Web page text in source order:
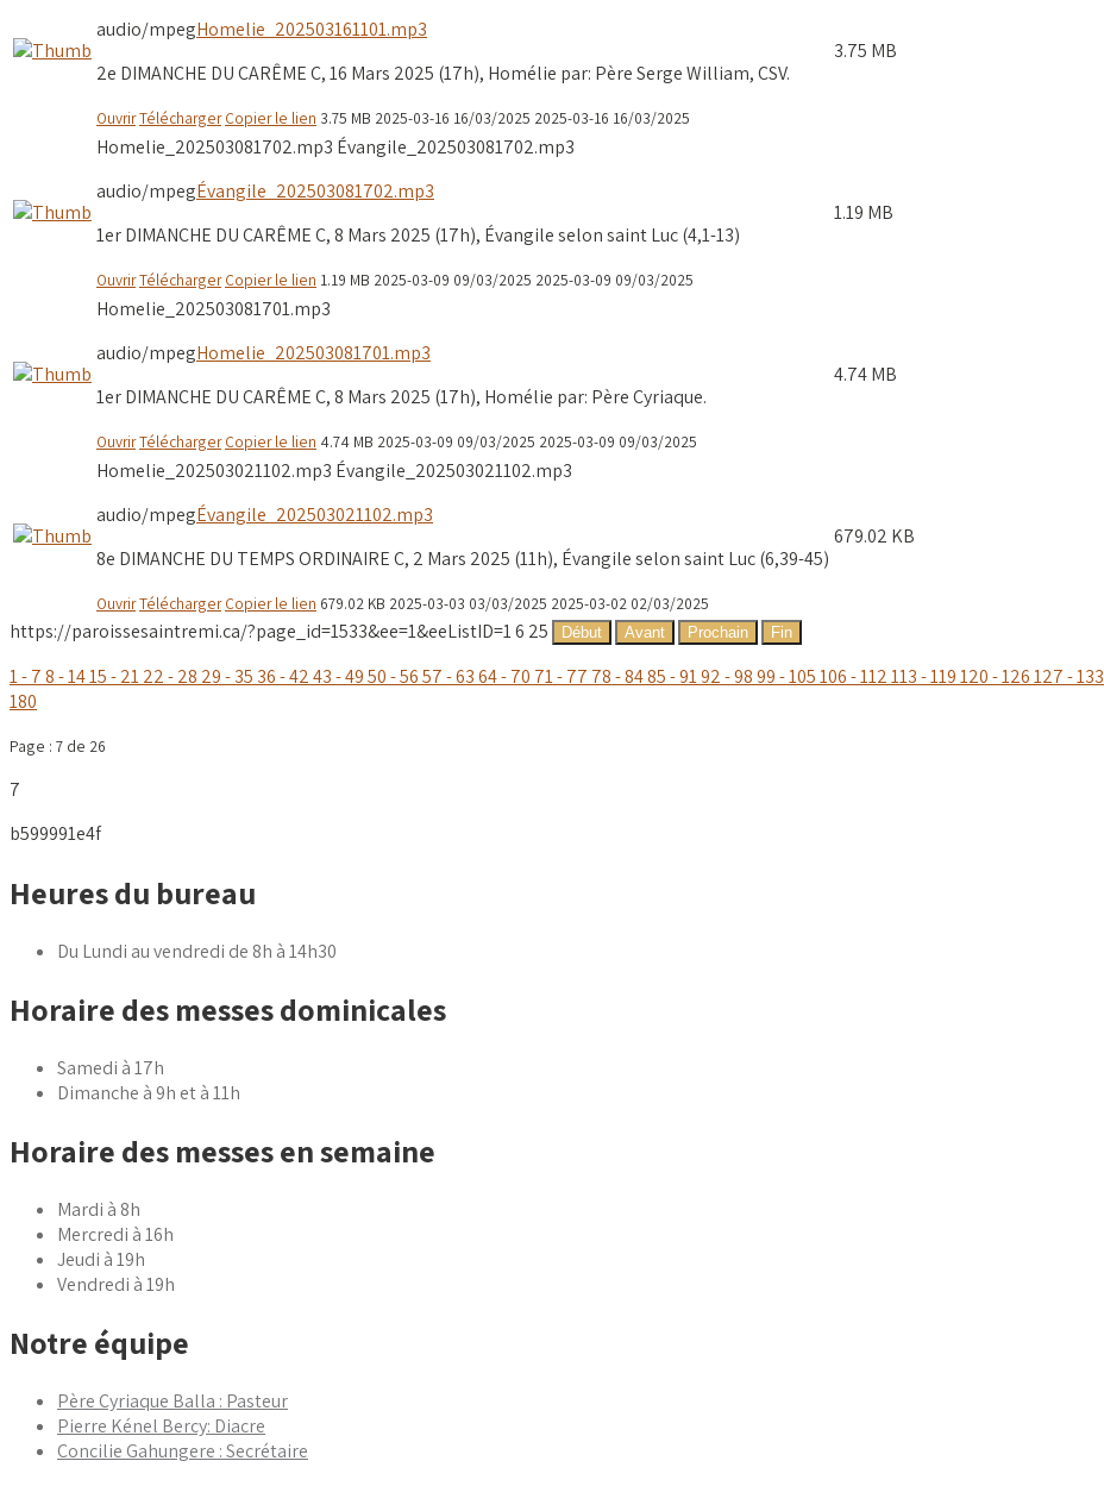
audio/mpegHomelie_202503161101.mp3
2e DIMANCHE DU CARÊME C, 16 Mars 2025 (17h), Homélie par: Père Serge William, CSV.
OuvrirTélécharger Copier le lien 3.75 MB 2025-03-16 16/03/2025 2025-03-16 16/03/2025
3.75 MB
Homelie_202503081702.mp3 Évangile_202503081702.mp3
audio/mpegÉvangile_202503081702.mp3
1er DIMANCHE DU CARÊME C, 8 Mars 2025 (17h), Évangile selon saint Luc (4,1-13)
OuvrirTélécharger Copier le lien 1.19 MB 2025-03-09 09/03/2025 2025-03-09 09/03/2025
1.19 MB
Homelie_202503081701.mp3
audio/mpegHomelie_202503081701.mp3
1er DIMANCHE DU CARÊME C, 8 Mars 2025 (17h), Homélie par: Père Cyriaque.
OuvrirTélécharger Copier le lien 4.74 MB 2025-03-09 09/03/2025 2025-03-09 09/03/2025
4.74 MB
Homelie_202503021102.mp3 Évangile_202503021102.mp3
audio/mpegÉvangile_202503021102.mp3
8e DIMANCHE DU TEMPS ORDINAIRE C, 2 Mars 2025 (11h), Évangile selon saint Luc (6,39-45)
OuvrirTélécharger Copier le lien 679.02 KB 2025-03-03 03/03/2025 2025-03-02 02/03/2025
679.02 KB
https://paroissesaintremi.ca/?page_id=1533&ee=1&eeListID=16 25 Début Avant Prochain Fin
1 - 78 - 1415 - 2122 - 28 29 - 35 36 - 4243 - 4950 - 5657 - 6364 - 70 71 - 77 78 - 8485 - 9192 - 9899 - 105106 - 112113 - 119120 - 126127 - 133
180
Page : 7 de 26
7
b599991e4f
Heures du bureau
Du Lundi au vendredi de 8h à 14h30
Horaire des messes dominicales
Samedi à 17h
Dimanche à 9h et à 11h
Horaire des messes en semaine
Mardi à 8h
Mercredi à 16h
Jeudi à 19h
Vendredi à 19h
Notre équipe
Père Cyriaque Balla : Pasteur
Pierre Kénel Bercy: Diacre
Concilie Gahungere : Secrétaire